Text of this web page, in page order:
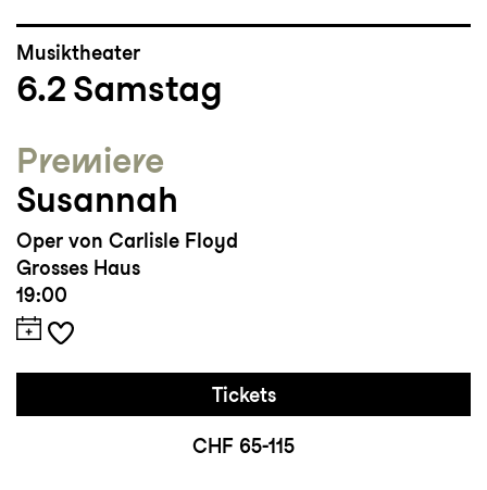
Musiktheater
6.2 Samstag
Premiere
Susannah
Oper von Carlisle Floyd
Grosses Haus
19:00
Tickets
CHF 65-115